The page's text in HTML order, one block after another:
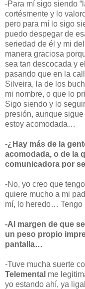
-Para mí sigo siendo
cortésmente y lo
pero para mí lo sigo
puedo despegar de
seriedad de él y mi
manera graciosa
sea tan descocada y
pasando que en la
Silveira, la de los
mi nombre, o que lo
Sigo siendo y lo
presión, aunque
estoy acomodada…
-¿Hay más de la
acomodada, o de la
comunicadora por
-No, yo creo que
quiere mucho a mi
mí, lo heredo… Tengo
-Al margen de que
un peso propio
pantalla…
-Tuve mucha suerte
Telemental me
yo estando ahí, ya